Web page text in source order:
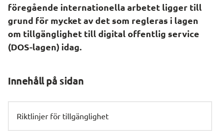
föregående internationella arbetet ligger till
grund för mycket av det som regleras i lagen
om tillgänglighet till digital offentlig service
(DOS-lagen) idag.
Innehåll på sidan
Riktlinjer för tillgänglighet